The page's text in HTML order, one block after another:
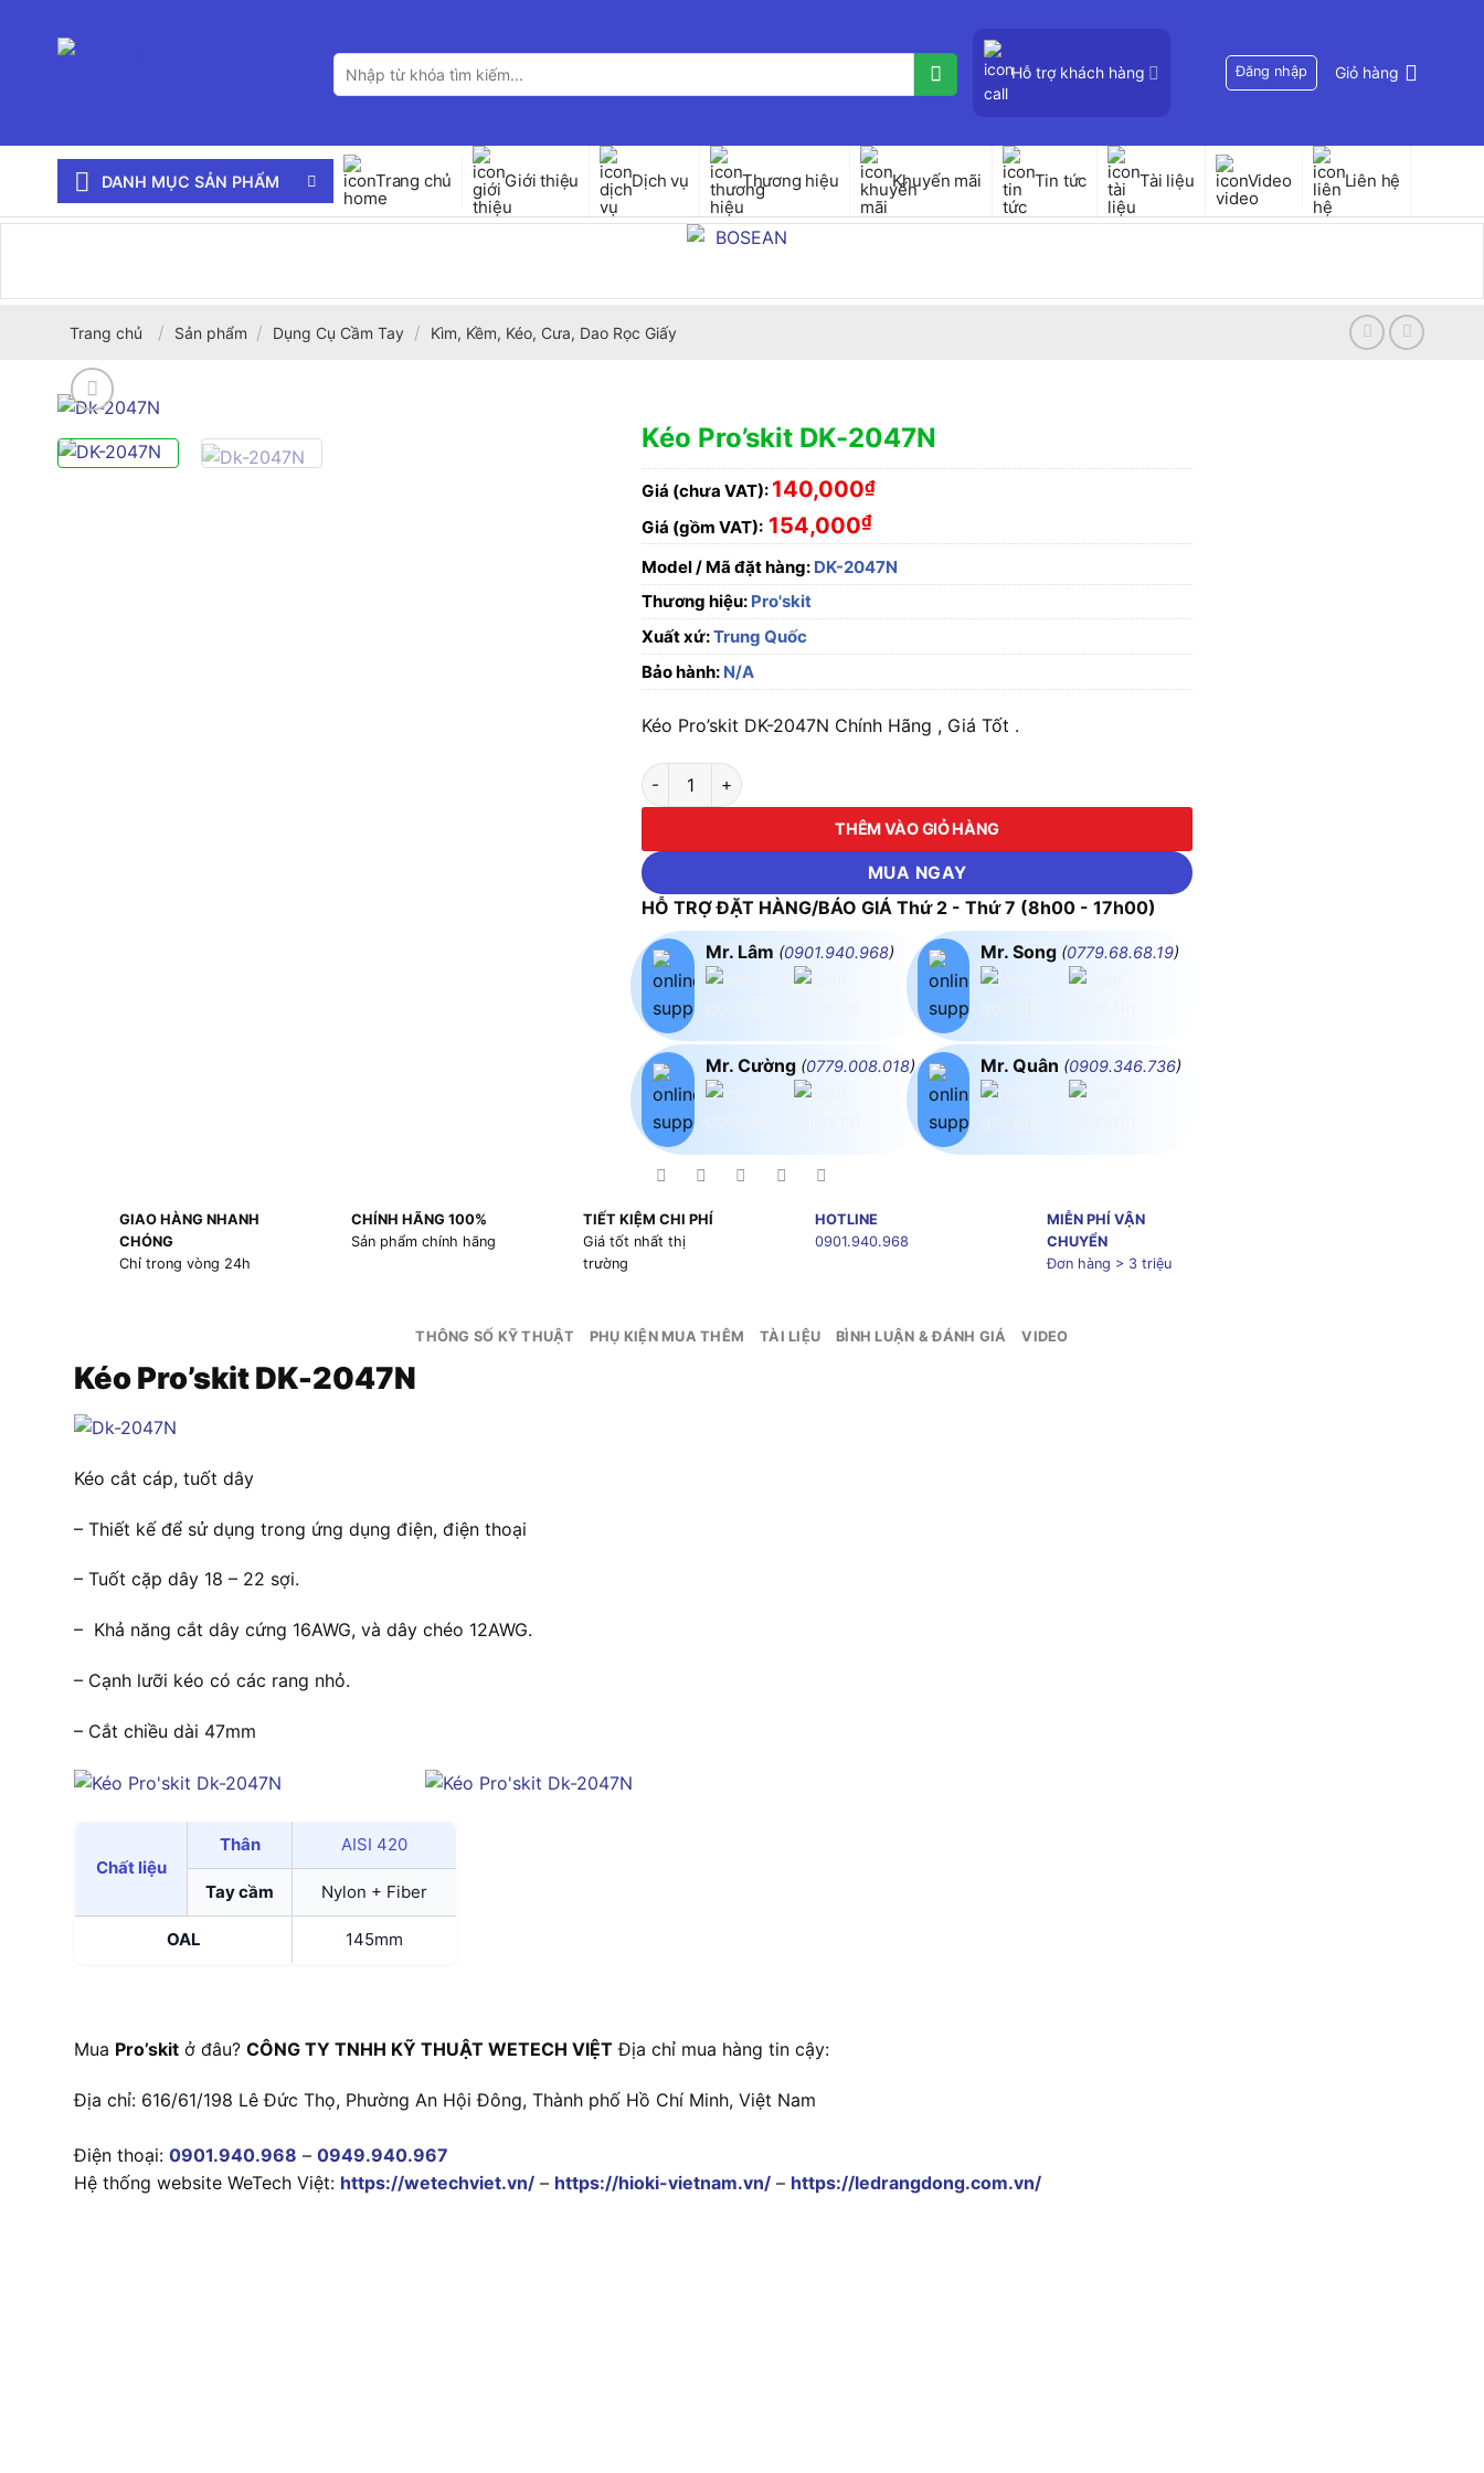
Tìm
kiếm:
Hỗ trợ khách hàng Đăng nhập Giỏ hàng
DANH MỤC SẢN PHẨM Trang chủ Giới thiệu Dịch vụ Thương hiệu Khuyến mãi Tin tức Tài liệu Video Liên hệ
Trang chủ / Sản phẩm / Dụng Cụ Cầm Tay / Kìm, Kềm, Kéo, Cưa, Dao Rọc Giấy
Kéo Pro’skit DK-2047N
Giá (chưa VAT): 140,000₫
Giá (gồm VAT): 154,000₫
Model / Mã đặt hàng: DK-2047N
Thương hiệu: Pro'skit
Xuất xứ:Trung Quốc
Bảo hành: N/A
Kéo Pro’skit DK-2047N Chính Hãng , Giá Tốt .
Kéo Pro'skit DK-2047N số lượng
THÊM VÀO GIỎ HÀNG
MUA NGAY
HỖ TRỢ ĐẶT HÀNG/BÁO GIÁ Thứ 2 - Thứ 7 (8h00 - 17h00)
Mr. Lâm (0901.940.968)
Mr. Cường (0779.008.018)
Mr. Song (0779.68.68.19)
Mr. Quân (0909.346.736)
GIAO HÀNG NHANH
CHÓNG
Chỉ trong vòng 24h
CHÍNH HÃNG 100%
Sản phẩm chính hãng
TIẾT KIỆM CHI PHÍ
Giá tốt nhất thị
trường
HOTLINE
0901.940.968
MIỄN PHÍ VẬN
CHUYỂN
Đơn hàng > 3 triệu
THÔNG SỐ KỸ THUẬT PHỤ KIỆN MUA THÊM TÀI LIỆU BÌNH LUẬN & ĐÁNH GIÁ VIDEO
Kéo Pro’skit DK-2047N
Kéo cắt cáp, tuốt dây
– Thiết kế để sử dụng trong ứng dụng điện, điện thoại
– Tuốt cặp dây 18 – 22 sợi.
– Khả năng cắt dây cứng 16AWG, và dây chéo 12AWG.
– Cạnh lưỡi kéo có các rang nhỏ.
– Cắt chiều dài 47mm
Chất liệu
Thân AISI 420
Tay cầm Nylon + Fiber
OAL 145mm
Mua Pro’skit ở đâu? CÔNG TY TNHH KỸ THUẬT WETECH VIỆT Địa chỉ mua hàng tin cậy:
Địa chỉ: 616/61/198 Lê Đức Thọ, Phường An Hội Đông, Thành phố Hồ Chí Minh, Việt Nam
Điện thoại: 0901.940.968 – 0949.940.967
Hệ thống website WeTech Việt: https://wetechviet.vn/ – https://hioki-vietnam.vn/ – https://ledrangdong.com.vn/